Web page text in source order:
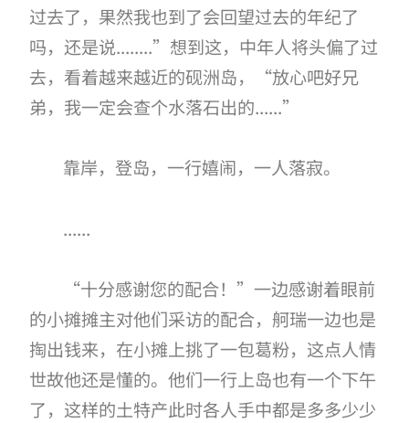
过去了，果然我也到了会回望过去的年纪了
吗，还是说........”想到这，中年人将头偏了过
去，看着越来越近的砚洲岛，“放心吧好兄
弟，我一定会查个水落石出的......”
靠岸，登岛，一行嬉闹，一人落寂。
......
“十分感谢您的配合！”一边感谢着眼前
的小摊摊主对他们采访的配合，舸瑞一边也是
掏出钱来，在小摊上挑了一包葛粉，这点人情
世故他还是懂的。他们一行上岛也有一个下午
了，这样的土特产此时各人手中都是多多少少